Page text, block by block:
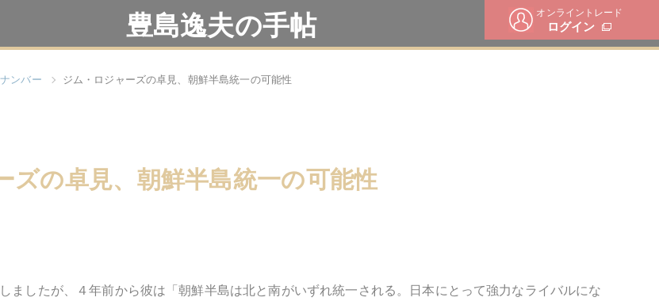
オンライントレード
ログイン
豊島逸夫の手帖
ンバー ジム・ロジャーズの卓見、朝鮮半島統一の可能性
ズの卓見、朝鮮半島統一の可能性
ましたが、４年前から彼は「朝鮮半島は北と南がいずれ統一される。日本にとって強力なライバルにな